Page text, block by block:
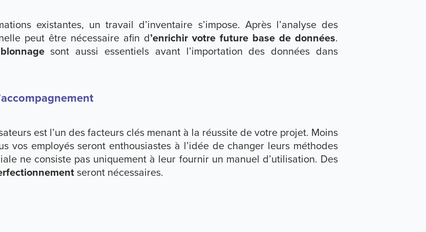
existantes, un travail d’inventaire s’impose. Après l’analyse des
peut être nécessaire afin d’enrichir votre future base de données.
sont aussi essentiels avant l’importation des données dans
est l’un des facteurs clés menant à la réussite de votre projet. Moins
vos employés seront enthousiastes à l’idée de changer leurs méthodes
ne consiste pas uniquement à leur fournir un manuel d’utilisation. Des
seront nécessaires.